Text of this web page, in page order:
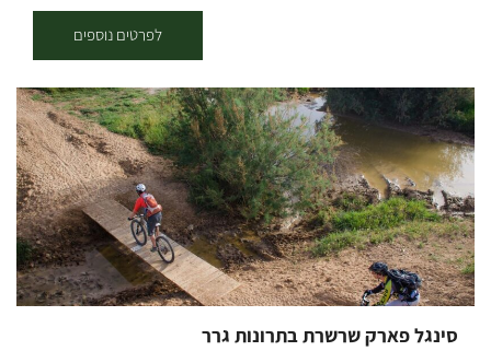
רב-דוריות סבתא, אמא ונכדה סביב שולחן אחד. אפשרות לתיאום סדנאות
באומנות שמתמחה בחיזוק חוסן נפשי, אני משלבת בכל מפגש כלים מעולם
התרפיה והמודעות, ומאפשרת לכל משתתף להתחבר פנימה, לשחרר ולתת
מקום לאמת הפנימית דרך היצירה. זוהי לא רק סדנת ציור – אלא חוויה
מרפאה, מעצימה ומשחררת . מגיל 5 ומעלה. עלות: 180 ש"ח למשתתף.
צילום: אמנון ארד
לפרטים נוספים
סינגל פארק שרשרת בתרונות גרר